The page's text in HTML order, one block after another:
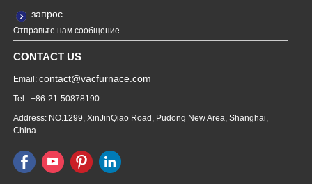
запрос
Отправьте нам сообщение
CONTACT US
Email:contact@vacfurnace.com
Tel : +86-21-50878190
Address: NO.1299, XinJinQiao Road, Pudong New Area, Shanghai,
China.